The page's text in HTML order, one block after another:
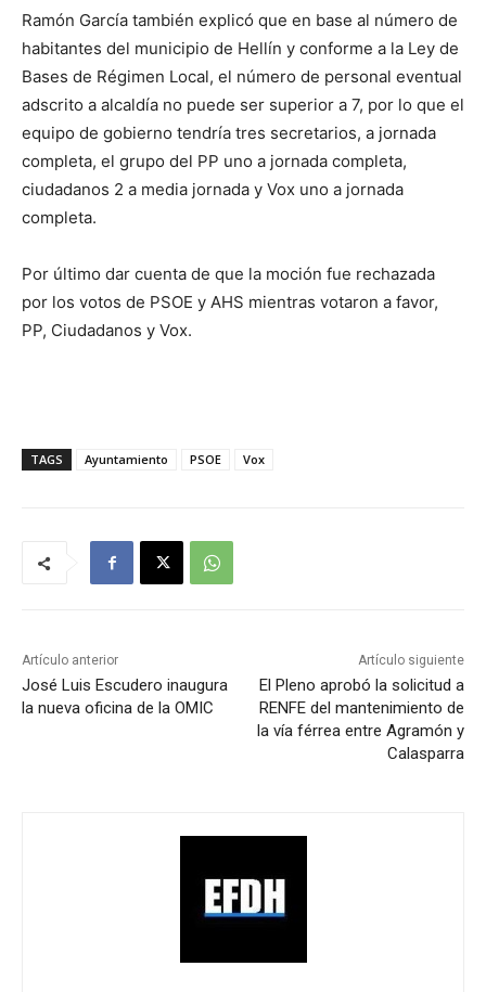
Ramón García también explicó que en base al número de
habitantes del municipio de Hellín y conforme a la Ley de
Bases de Régimen Local, el número de personal eventual
adscrito a alcaldía no puede ser superior a 7, por lo que el
equipo de gobierno tendría tres secretarios, a jornada
completa, el grupo del PP uno a jornada completa,
ciudadanos 2 a media jornada y Vox uno a jornada
completa.
Por último dar cuenta de que la moción fue rechazada
por los votos de PSOE y AHS mientras votaron a favor,
PP, Ciudadanos y Vox.
TAGS Ayuntamiento PSOE Vox
Artículo anterior
José Luis Escudero inaugura
la nueva oficina de la OMIC
Artículo siguiente
El Pleno aprobó la solicitud a
RENFE del mantenimiento de
la vía férrea entre Agramón y
Calasparra